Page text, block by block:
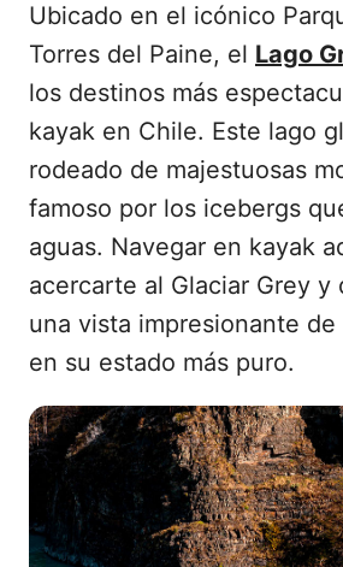
Ubicado en el icónico
Torres del Paine, el Lago
los destinos más
kayak en Chile. Este lago
rodeado de majestuosas
famoso por los icebergs
aguas. Navegar en kayak
acercarte al Glaciar Grey y
una vista impresionante de
en su estado más puro.